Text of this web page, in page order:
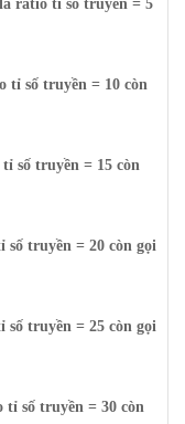
ratio tỉ số truyền = 5
tỉ số truyền = 10 còn
số truyền = 15 còn
truyền = 20 còn gọi
truyền = 25 còn gọi
số truyền = 30 còn